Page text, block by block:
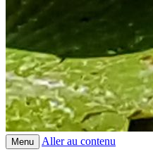
Menu Aller au contenu